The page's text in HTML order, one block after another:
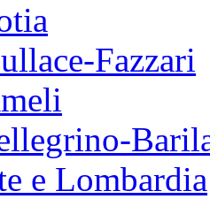
Fazzari
e Lombardia